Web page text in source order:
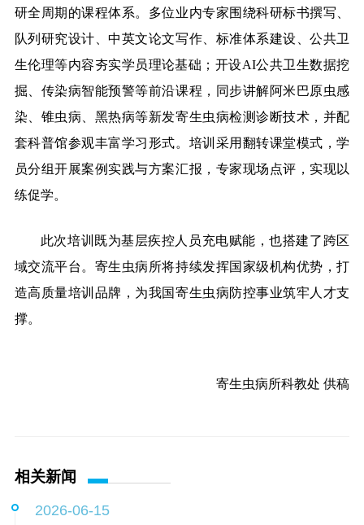
研全周期的课程体系。多位业内专家围绕科研标书撰写、
队列研究设计、中英文论文写作、标准体系建设、公共卫
生伦理等内容夯实学员理论基础；开设AI公共卫生数据挖
掘、传染病智能预警等前沿课程，同步讲解阿米巴原虫感
染、锥虫病、黑热病等新发寄生虫病检测诊断技术，并配
套科普馆参观丰富学习形式。培训采用翻转课堂模式，学
员分组开展案例实践与方案汇报，专家现场点评，实现以
练促学。
此次培训既为基层疾控人员充电赋能，也搭建了跨区
域交流平台。寄生虫病所将持续发挥国家级机构优势，打
造高质量培训品牌，为我国寄生虫病防控事业筑牢人才支
撑。
寄生虫病所科教处 供稿
相关新闻
2026-06-15